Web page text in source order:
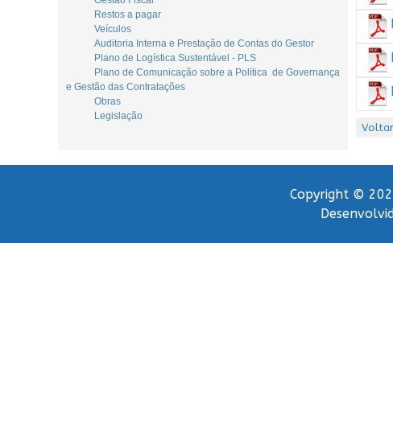
Restos a pagar
Veículos
Auditoria Interna e Prestação de Contas do Gestor
Plano de Logística Sustentável - PLS
Plano de Comunicação sobre a Política de Governança
e Gestão das Contratações
Obras
Legislação
Voltar
Copyright ©